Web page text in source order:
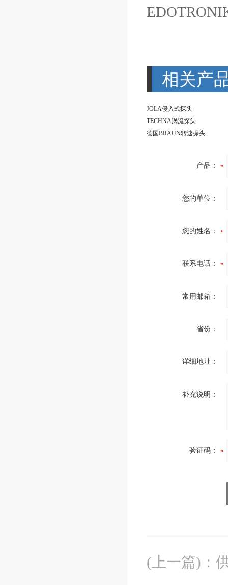
相关产
JOLA侵入式探头
TECHNA涡流探头
德国BRAUN转速探头
产品：
您的单位：
您的姓名：
联系电话：
常用邮箱：
省份：
详细地址：
补充说明：
验证码：
(上一篇) ：